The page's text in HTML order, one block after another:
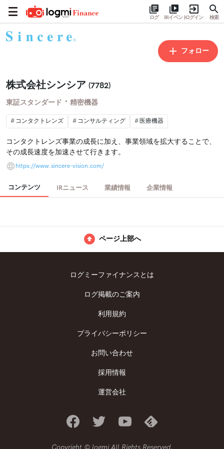
ログ IRイベントログイン 検索
フォロー
株式会社シンシア (7782)
東証スタンダード ・ 精密機器
コンタクトレンズ コンサルティング 医療機器
コンタクトレンズ事業の成長に加え、事業領域を拡大することで、
その成長速度を加速させて行きます。
https://www.sincere-vision.com/
コンテンツ IRニュース 業績情報 企業情報
ページ上部へ
ログミーファイナンスとは
ログ掲載のご案内
利用規約
プライバシーポリシー
お問い合わせ
採用情報
運営会社
Copyright © logmi All Rights Reserved.